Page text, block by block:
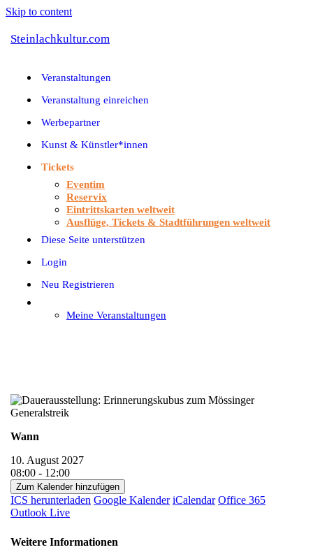
Skip to content
Steinlachkultur.com
Veranstaltungen
Veranstaltung einreichen
Werbepartner
Kunst & Künstler*innen
Tickets
Eventim
Reservix
Eintrittskarten weltweit
Ausflüge, Tickets & Stadtführungen weltweit
Diese Seite unterstützen
Login
Neu Registrieren
Meine Veranstaltungen
Wann
10. August 2027
08:00 - 12:00
Zum Kalender hinzufügen
ICS herunterladen Google Kalender iCalendar Office 365
Outlook Live
Weitere Informationen